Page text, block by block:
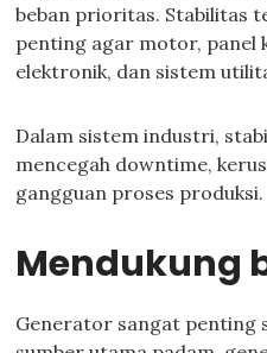
beban prioritas. Stabilitas
penting agar motor, panel
elektronik, dan sistem
Dalam sistem industri,
mencegah downtime,
gangguan proses produksi.
Mendukung
Generator sangat penting